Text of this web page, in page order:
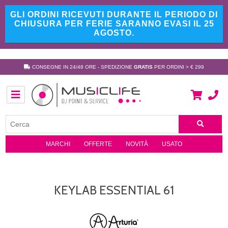
GLI ORDINI RICEVUTI DURANTE IL PERIODO DI
CHIUSURA PER FERIE SARANNO EVASI IL 25
AGOSTO.
CONSEGNE IN 24/48 ORE - SPEDIZIONE GRATIS PER ORDINI > € 299
MARCHI OFFERTE NOVITÀ USATO
KEYLAB ESSENTIAL 61